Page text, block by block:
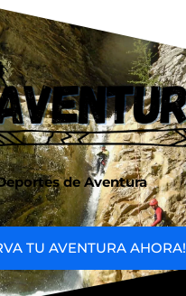
de Aventura
TU AVENTURA AHORA!